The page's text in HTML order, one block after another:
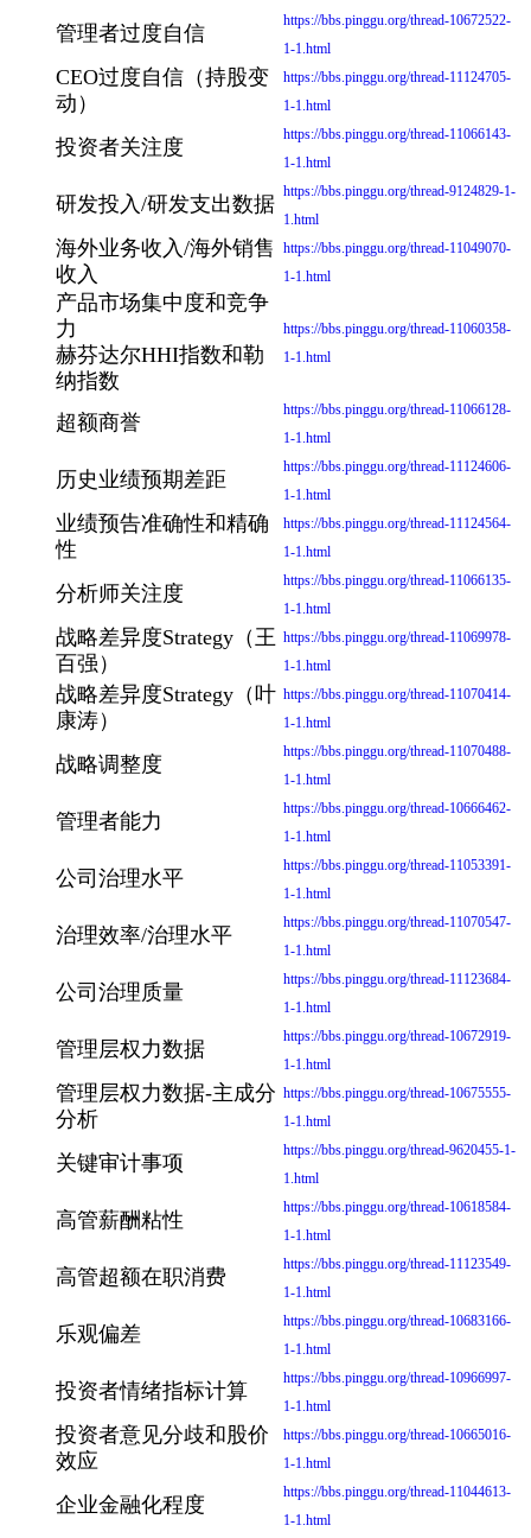
管理者过度自信
https://bbs.pinggu.org/thread-10672522-
1-1.html
CEO过度自信（持股变
动）
https://bbs.pinggu.org/thread-11124705-
1-1.html
投资者关注度
https://bbs.pinggu.org/thread-11066143-
1-1.html
研发投入/研发支出数据
https://bbs.pinggu.org/thread-9124829-1-
1.html
海外业务收入/海外销售
收入
https://bbs.pinggu.org/thread-11049070-
1-1.html
产品市场集中度和竞争
力
https://bbs.pinggu.org/thread-11060358-
1-1.html
赫芬达尔HHI指数和勒
纳指数
超额商誉
https://bbs.pinggu.org/thread-11066128-
1-1.html
历史业绩预期差距
https://bbs.pinggu.org/thread-11124606-
1-1.html
业绩预告准确性和精确
性
https://bbs.pinggu.org/thread-11124564-
1-1.html
分析师关注度
https://bbs.pinggu.org/thread-11066135-
1-1.html
战略差异度Strategy（王
百强）
https://bbs.pinggu.org/thread-11069978-
1-1.html
战略差异度Strategy（叶
康涛）
https://bbs.pinggu.org/thread-11070414-
1-1.html
战略调整度
https://bbs.pinggu.org/thread-11070488-
1-1.html
管理者能力
https://bbs.pinggu.org/thread-10666462-
1-1.html
公司治理水平
https://bbs.pinggu.org/thread-11053391-
1-1.html
治理效率/治理水平
https://bbs.pinggu.org/thread-11070547-
1-1.html
公司治理质量
https://bbs.pinggu.org/thread-11123684-
1-1.html
管理层权力数据
https://bbs.pinggu.org/thread-10672919-
1-1.html
管理层权力数据-主成分
分析
https://bbs.pinggu.org/thread-10675555-
1-1.html
关键审计事项
https://bbs.pinggu.org/thread-9620455-1-
1.html
高管薪酬粘性
https://bbs.pinggu.org/thread-10618584-
1-1.html
高管超额在职消费
https://bbs.pinggu.org/thread-11123549-
1-1.html
乐观偏差
https://bbs.pinggu.org/thread-10683166-
1-1.html
投资者情绪指标计算
https://bbs.pinggu.org/thread-10966997-
1-1.html
投资者意见分歧和股价
效应
https://bbs.pinggu.org/thread-10665016-
1-1.html
企业金融化程度
https://bbs.pinggu.org/thread-11044613-
1-1.html